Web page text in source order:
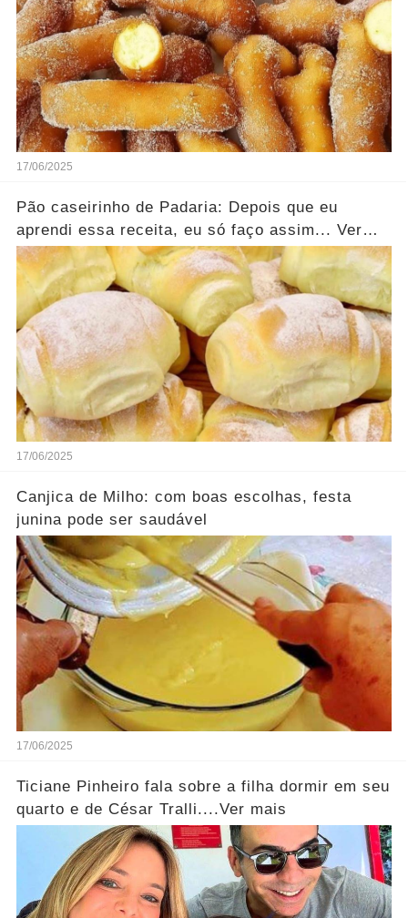
17/06/2025
Pão caseirinho de Padaria: Depois que eu
aprendi essa receita, eu só faço assim... Ver
mais
17/06/2025
Canjica de Milho: com boas escolhas, festa
junina pode ser saudável
17/06/2025
Ticiane Pinheiro fala sobre a filha dormir em seu
quarto e de César Tralli....Ver mais